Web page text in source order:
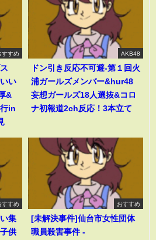
すすめ
い
&
in
AKB48
ドン引き反応不可避-第１回火
浦ガールズメンバー&hur48
妄想ガールズ18人選抜&コロ
ナ初報道2ch反応！3本立て
すすめ
集
供
おすすめ
[未解決事件]仙台市女性団体
職員殺害事件 -